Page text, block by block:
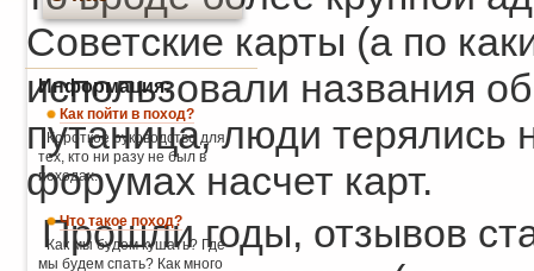
Советские карты (а по
использовали названия
путаница, люди терялись
форумах насчет карт.
Прошли годы, отзывов
Информация:
Как пойти в поход?
Короткое руководство для
тех, кто ни разу не был в
походах.
Что такое поход?
Как мы будем кушать? Где
мы будем спать? Как много